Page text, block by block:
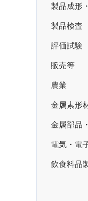
製品成形
製品検査
評価試験
販売等
農業
金属素形
金属部品
電気・電
飲食料品